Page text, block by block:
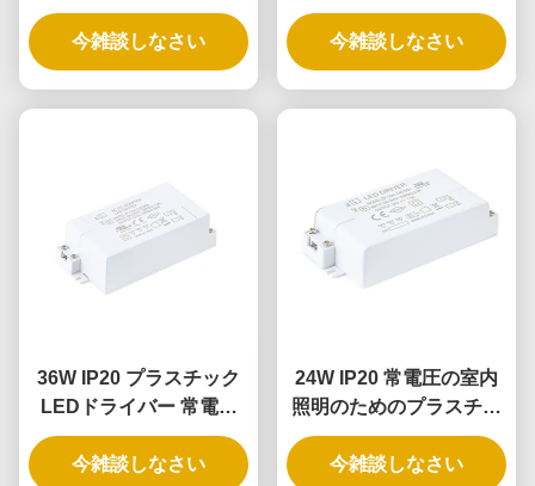
ドライバー 常電圧 室内照
明
今雑談しなさい
の12W IP20プラスチック
LEDドライバー
今雑談しなさい
36W IP20 プラスチック
LEDドライバー 常電圧
室内照明用
今雑談しなさい
24W IP20 常電圧の室内
照明のためのプラスチッ
クLEDドライバー
今雑談しなさい